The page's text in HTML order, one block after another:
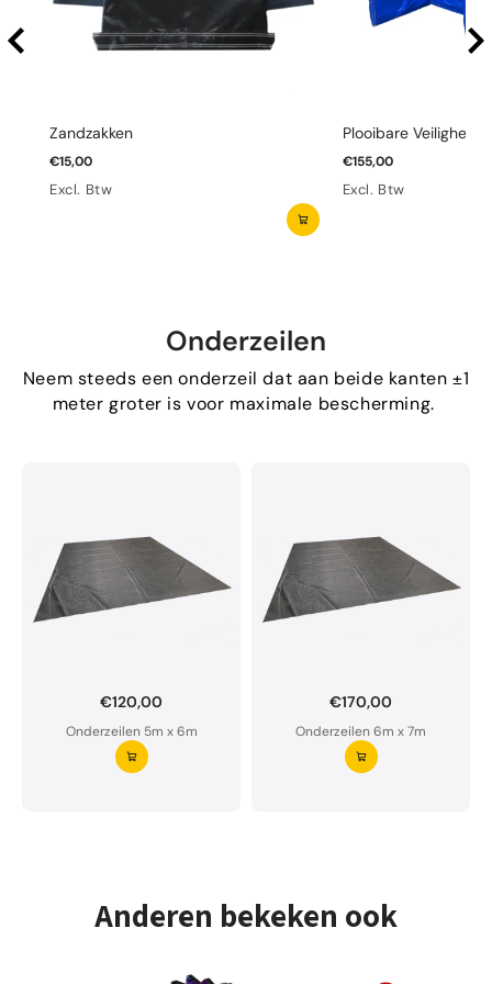
Zandzakken
€15,00
Excl. Btw
Plooibare
€155,00
Excl. Btw
Onderzeilen
Neem steeds een onderzeil dat aan beide kanten ±1
meter groter is voor maximale bescherming.
€120,00
Onderzeilen 5m x 6m
€170,00
Onderzeilen 6m x 7m
Onderzeil op maat bestellen?
Ons onderzeil is waterdoorlatend en van premium
Anderen bekeken ook